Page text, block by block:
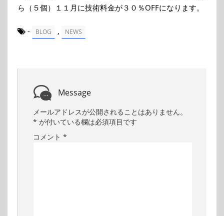
ら（５個）１１月に技術料金が３０％OFFになります。
- BLOG , NEWS
Message
メールアドレスが公開されることはありません。
* が付いている欄は必須項目です
コメント *